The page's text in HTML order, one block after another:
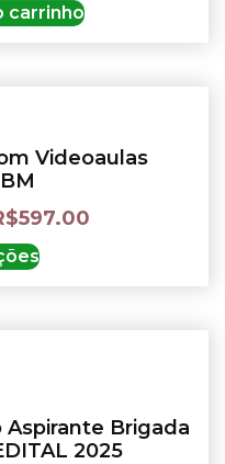
carrinho
Videoaulas
597.00
Aspirante Brigada
2025